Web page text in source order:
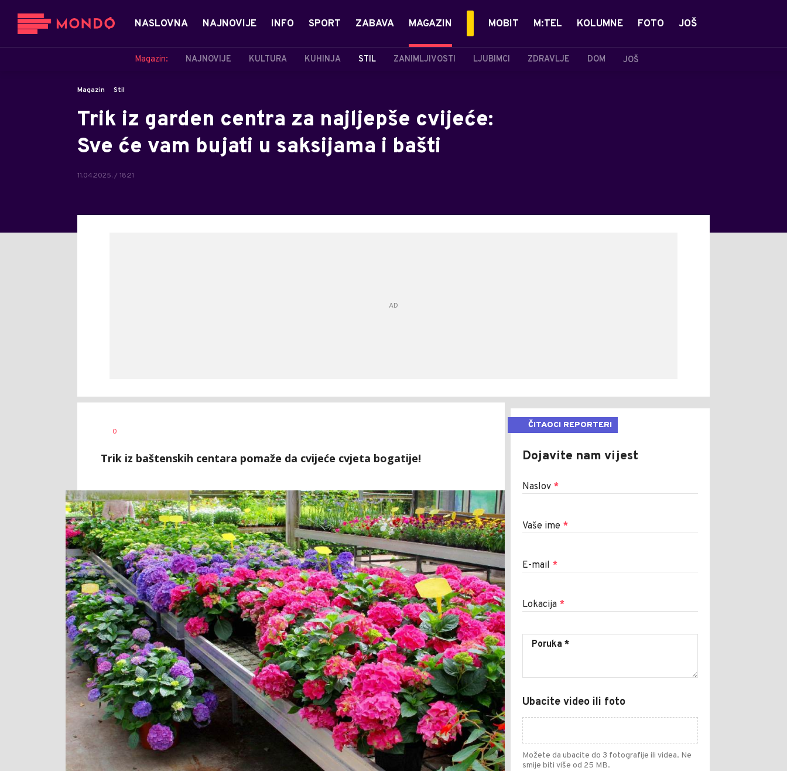
NASLOVNA NAJNOVIJE INFO SPORT ZABAVA MAGAZIN
Magazin: NAJNOVIJE KULTURA KUHINJA STIL ZANIMLJIVOSTI LJUBIMCI ZDRAVLJE DOM JOŠ
MOBIT M:TEL KOLUMNE FOTO JOŠ
Magazin Stil
Trik iz garden centra za najljepše cvijeće:
Sve će vam bujati u saksijama i bašti
11.04.2025. / 18:21
AUTOR
0
Trik iz baštenskih centara pomaže da cvijeće cvjeta bogatije!
ČITAOCI REPORTERI
Dojavite nam vijest
Naslov *
Vaše ime *
E-mail *
Lokacija *
Ubacite video ili foto
Možete da ubacite do 3 fotografije ili videa. Ne
smije biti više od 25 MB.